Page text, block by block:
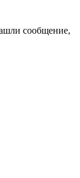
сообщение,